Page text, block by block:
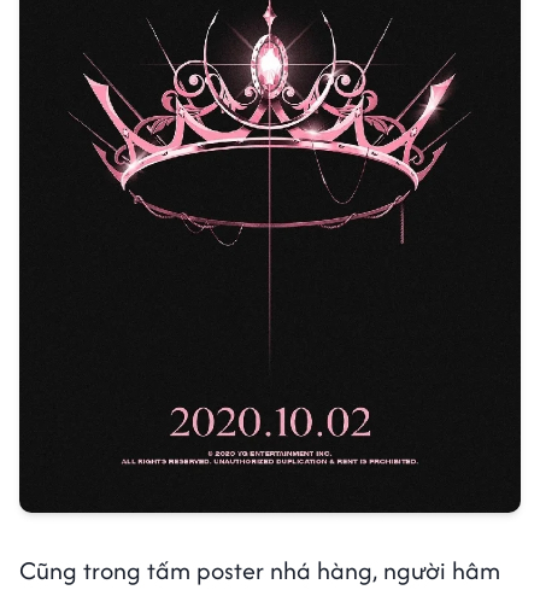
Cũng trong tấm poster nhá hàng, người hâm